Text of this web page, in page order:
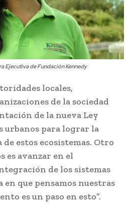
Ejecutiva de Fundación Kennedy
locales,
de la sociedad
de la nueva Ley
urbanos para lograr la
estos ecosistemas. Otro
es avanzar en el
de los sistemas
que pensamos nuestras
es un paso en esto”.